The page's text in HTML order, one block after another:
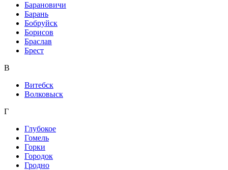
Барановичи
Барань
Бобруйск
Борисов
Браслав
Брест
В
Витебск
Волковыск
Г
Глубокое
Гомель
Горки
Городок
Гродно